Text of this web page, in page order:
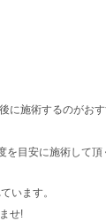
に施術するのがおす
目安に施術して頂
います。
せ!